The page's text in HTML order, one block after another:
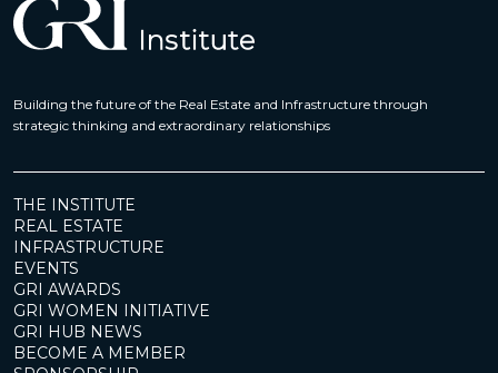
Building the future of the Real Estate and Infrastructure through
strategic thinking and extraordinary relationships
THE INSTITUTE
REAL ESTATE
INFRASTRUCTURE
EVENTS
GRI AWARDS
GRI WOMEN INITIATIVE
GRI HUB NEWS
BECOME A MEMBER